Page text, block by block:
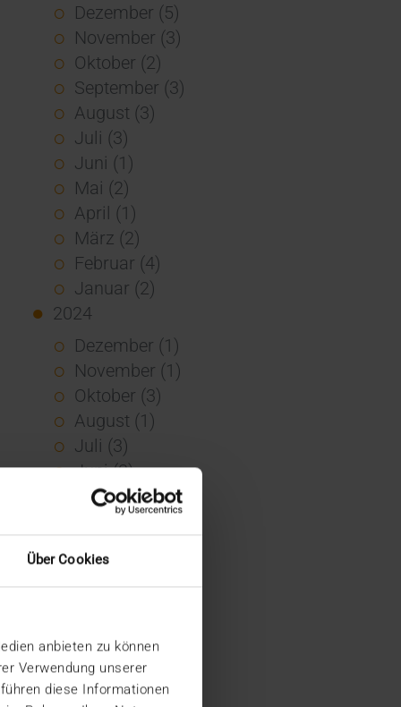
Über Cookies
anbieten zu können
Verwendung unserer
diese Informationen
Dezember (5)
November (3)
Oktober (2)
September (3)
August (3)
Juli (3)
Juni (1)
Mai (2)
April (1)
März (2)
Februar (4)
Januar (2)
2024
Dezember (1)
November (1)
Oktober (3)
August (1)
Juli (3)
Juni (3)
Mai (7)
April (4)
Februar (3)
Dezember (5)
November (6)